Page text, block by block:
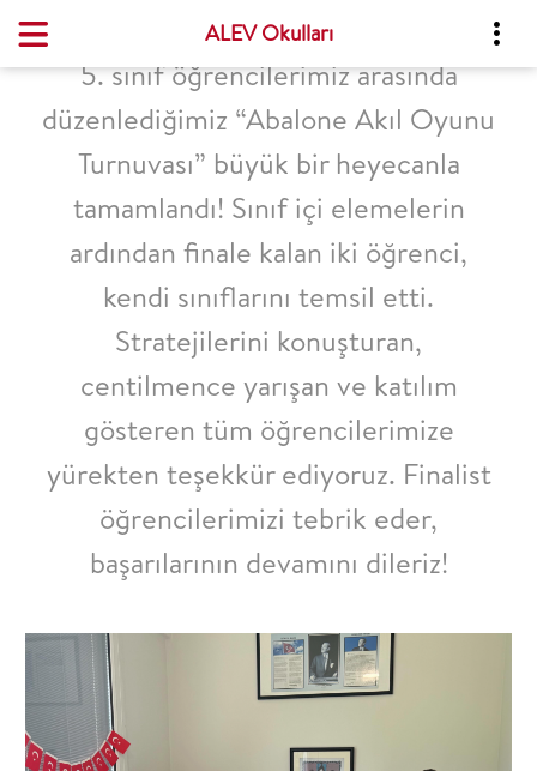
ALEV Okulları
5. sınıf öğrencilerimiz arasında
düzenlediğimiz “Abalone Akıl Oyunu
Turnuvası” büyük bir heyecanla
tamamlandı! Sınıf içi elemelerin
ardından finale kalan iki öğrenci,
kendi sınıflarını temsil etti.
Stratejilerini konuşturan,
centilmence yarışan ve katılım
gösteren tüm öğrencilerimize
yürekten teşekkür ediyoruz. Finalist
öğrencilerimizi tebrik eder,
başarılarının devamını dileriz!